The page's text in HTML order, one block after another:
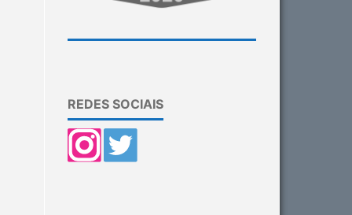
REDES SOCIAIS